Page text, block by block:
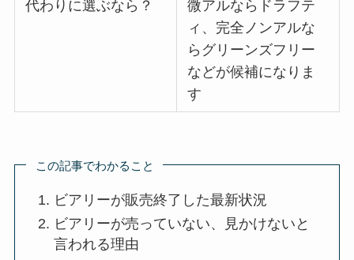
代わりに選ぶなら？
微アルならドラフテ
ィ、完全ノンアルな
らグリーンズフリー
などが候補になりま
す
この記事でわかること
ビアリーが販売終了した最新状況
ビアリーが売っていない、見かけないと
言われる理由